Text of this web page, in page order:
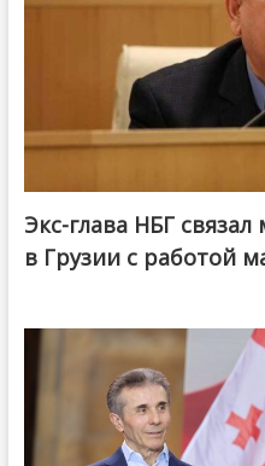
Экс-глава НБГ
в Грузии с работой